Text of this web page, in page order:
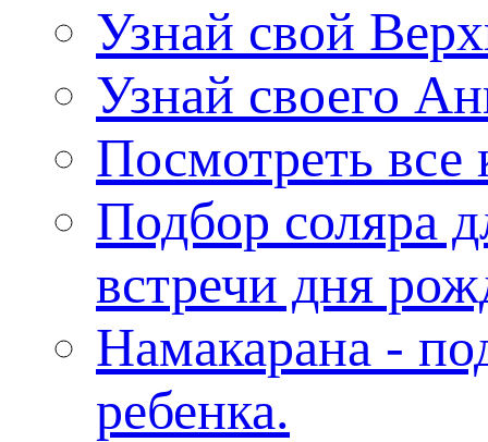
Узнай свой
Узнай своего
Посмотреть все
Подбор соляра
встречи дня
Намакарана -
ребенка.